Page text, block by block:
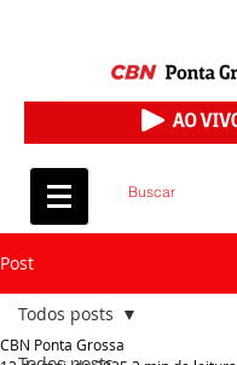
Post
Todos posts
CBN Ponta Grossa